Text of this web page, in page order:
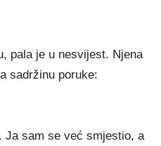
pala je u nesvijest. Njena
sadržinu poruke:
Ja sam se već smjestio, a